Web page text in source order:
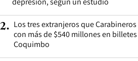
2. Los tres extranjeros que
con más de $540 millones en
Coquimbo